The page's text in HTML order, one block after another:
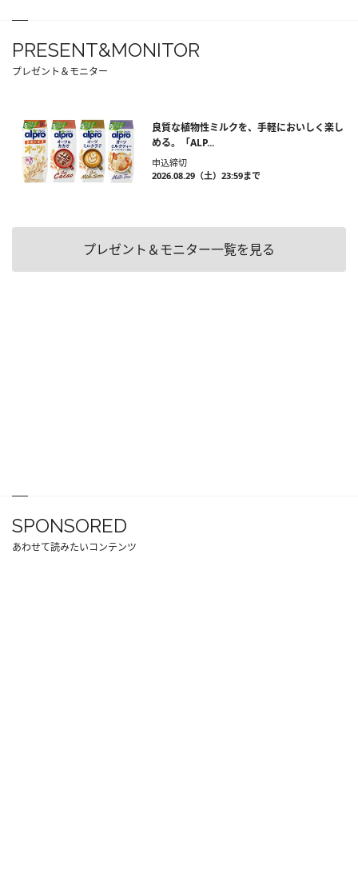
PRESENT&MONITOR
プレゼント＆モニター
良質な植物性ミルクを、手軽においしく楽し
める。「ALP...
申込締切
2026.08.29（土）23:59まで
プレゼント＆モニター一覧を見る
SPONSORED
あわせて読みたいコンテンツ